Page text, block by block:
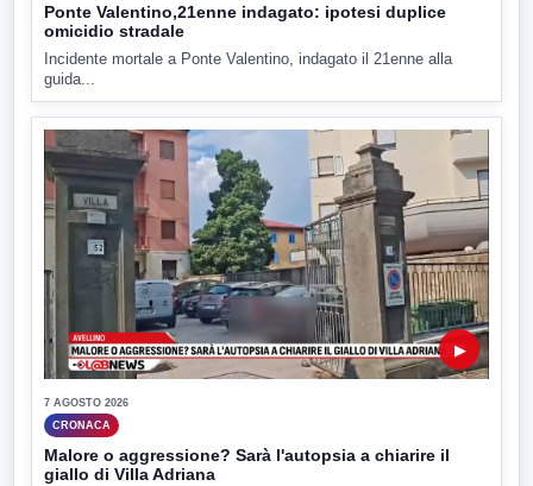
Ponte Valentino,21enne indagato: ipotesi duplice
omicidio stradale
Incidente mortale a Ponte Valentino, indagato il 21enne alla
guida...
▶
7 AGOSTO 2026
CRONACA
Malore o aggressione? Sarà l'autopsia a chiarire il
giallo di Villa Adriana